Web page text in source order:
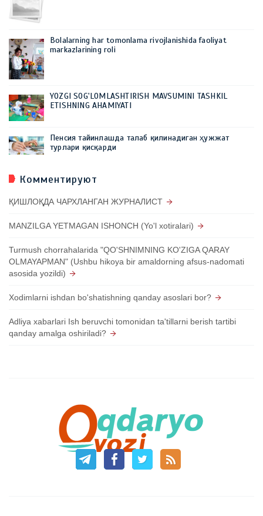
Bolalarning har tomonlama rivojlanishida faoliyat
markazlarining roli
YOZGI SOG'LOMLASHTIRISH MAVSUMINI TASHKIL
ETISHNING AHAMIYATI
Пенсия тайинлашда талаб қилинадиган ҳужжат
турлари қисқарди
Комментируют
ҚИШЛОҚДА ЧАРХЛАНГАН ЖУРНАЛИСТ
MANZILGA YETMAGAN ISHONCH (Yo'l xotiralari)
Turmush chorrahalarida "QO'SHNIMNING KO'ZIGA QARAY
OLMAYAPMAN" (Ushbu hikoya bir amaldorning afsus-nadomati
asosida yozildi)
Xodimlarni ishdan bo'shatishning qanday asoslari bor?
Adliya xabarlari Ish beruvchi tomonidan ta'tillarni berish tartibi
qanday amalga oshiriladi?